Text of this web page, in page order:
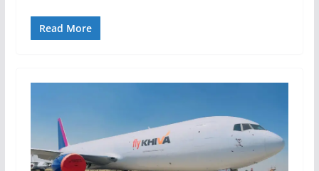
Read More